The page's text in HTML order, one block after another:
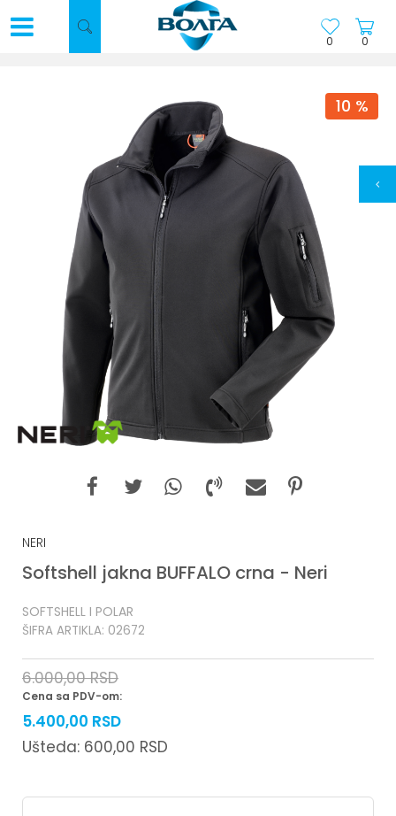
0
0
10 %
NERI
Softshell jakna BUFFALO crna - Neri
SOFTSHELL I POLAR
ŠIFRA ARTIKLA: 02672
6.000,00 RSD
Cena sa PDV-om:
5.400,00 RSD
Ušteda: 600,00 RSD